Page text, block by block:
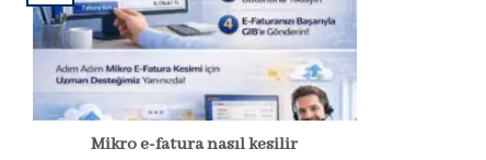
Mikro e-fatura nasıl kesilir